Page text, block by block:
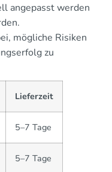
angepasst werden
mögliche Risiken
zu
Lieferzeit
5–7 Tage
5–7 Tage